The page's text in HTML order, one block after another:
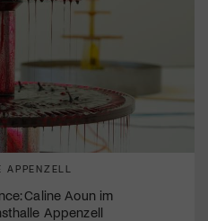
Caline Aoun im
Appenzell